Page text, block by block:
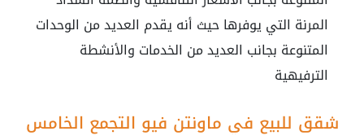
المرنة التي يوفرها حيث أنه يقدم العديد من الوحدات
المتنوعة بجانب العديد من الخدمات والأنشطة
الترفيهية
شقق للبيع في ماونتن فيو التجمع الخامس